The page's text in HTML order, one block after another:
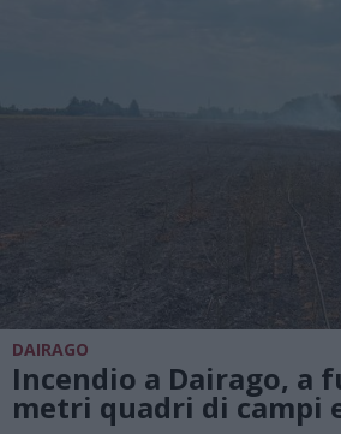
DAIRAGO
Incendio a Dairago, a
metri quadri di campi